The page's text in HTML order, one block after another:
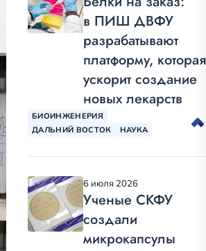
в ПИШ ДВФУ
разрабатывают
платформу, которая
ускорит создание
новых лекарств
БИОИНЖЕНЕРИЯ
ДАЛЬНИЙ ВОСТОК
НАУКА
6 июля 2026
Ученые СКФУ
создали
микрокапсулы